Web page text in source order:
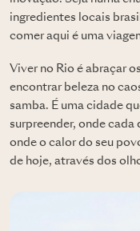
ingredientes locais
comer aqui é uma
Viver no Rio é abraçar
encontrar beleza no
samba. É uma cidade
surpreender, onde
onde o calor do seu
de hoje, através dos